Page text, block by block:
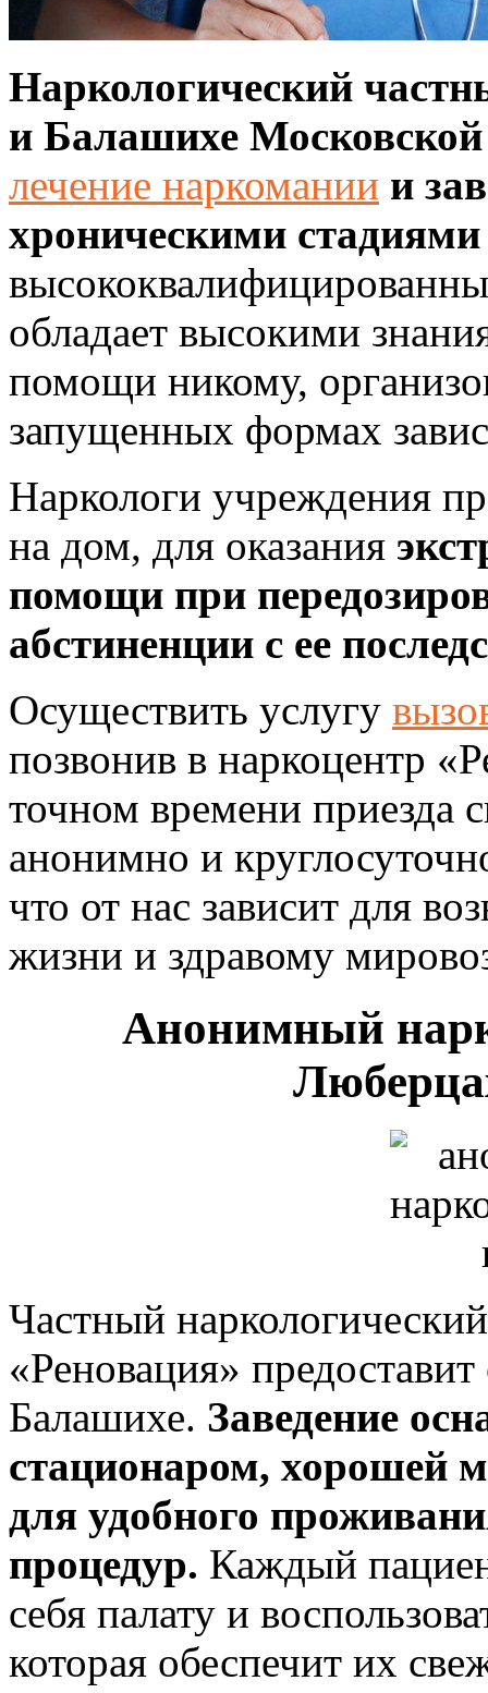
Наркологический
и Балашихе Московской
лечение наркомании и
хроническими стадиями
обладает высокими
помощи никому,
запущенных формах
Наркологи учреждения
на дом, для оказания
помощи при
абстиненции с ее
Осуществить услугу
позвонив в наркоцентр
точном времени приезда
анонимно и
что от нас зависит для
жизни и здравому
Анонимный
Частный
«Реновация»
Балашихе. Заведение
стационаром, хорошей
для удобного
процедур. Каждый
себя палату и
которая обеспечит их